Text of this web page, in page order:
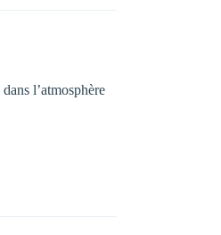
l’atmosphère